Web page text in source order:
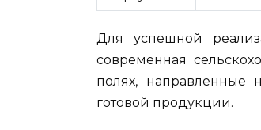
Для успешной
современная
полях, направленные
готовой продукции.